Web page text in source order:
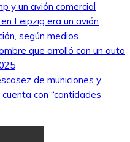
y un avión comercial
Leipzig era un avión
según medios
que arrolló con un auto
de municiones y
con “cantidades